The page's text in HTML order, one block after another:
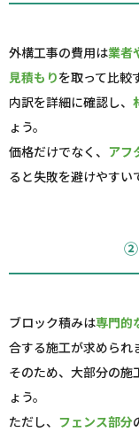
外構工事の費用は業者
見積もりを取って比較
内訳を詳細に確認し、
ょう。
価格だけでなく、 アフ
ると失敗を避けやすい
ブロック積みは専門的
合する施工が求められ
そのため、大部分の施
ょう。
ただし、 フェンス部分